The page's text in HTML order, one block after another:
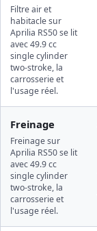
Filtre air et
habitacle sur
Aprilia RS50 se lit
avec 49.9 cc
single cylinder
two-stroke, la
carrosserie et
l'usage réel.
Freinage
Freinage sur
Aprilia RS50 se lit
avec 49.9 cc
single cylinder
two-stroke, la
carrosserie et
l'usage réel.